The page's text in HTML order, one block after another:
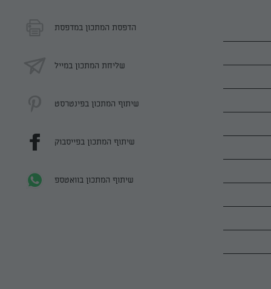
הדפסת המתכון במדפסת
שליחת המתכון במייל
שיתוף המתכון בפינטרסט
שיתוף המתכון בפייסבוק
שיתוף המתכון בוואטספ